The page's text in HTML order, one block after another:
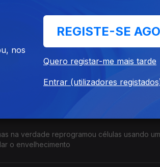
cordyceps militaris. Pode ser programado
na Science Advances
na verdade reprogramou células usando um
o envelhecimento
nos
REGISTE-SE
Quero registar-me mais tarde
Entrar (utilizadores